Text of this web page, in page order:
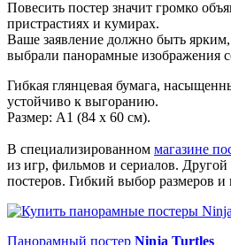
Повесить постер значит громко
пристрастиях и кумирах.
Ваше заявление должно быть
выбрали панорамные изображения
Гибкая глянцевая бумага,
устойчиво к выгоранию.
Размер: А1 (84 х 60 см).
В специализированном магазине
из игр, фильмов и сериалов.
постеров. Гибкий выбор размеров и
Панорамный постер Ninja Turtles